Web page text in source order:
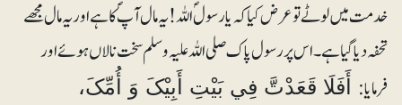
خدمت میں لوٹے تو عرض کیا کہ یارسولؐ اللہ ! یہ مال آپؐ کا ہے اور یہ مال مجھے
تحفہ دیا گیا ہے۔ اس پر رسول پاک صلی اللہ علیہ وسلم سخت نالاں ہوئے اور
فرمایا:أَفَلَا قَعَدْتَّ فِي بَیْتِ أَبِیْکَ وَ أُمِّکَ،